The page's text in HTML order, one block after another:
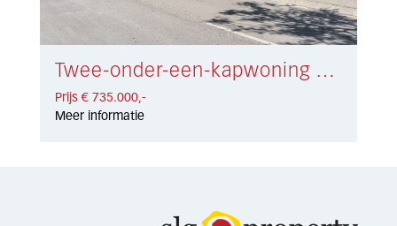
Twee-onder-een-kapwoning Atalaya € 735.000,-
Prijs € 735.000,-
Meer informatie